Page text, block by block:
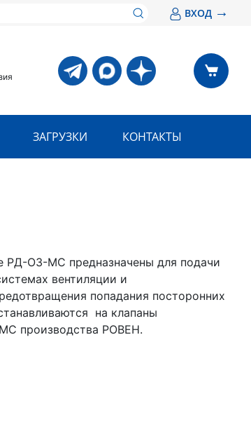
ВХОД →
ЗАГРУЗКИ КОНТАКТЫ
РД-ОЗ-МС предназначены для подачи
вентиляции и
попадания посторонних
на клапаны
производства РОВЕН.